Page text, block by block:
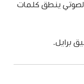
ينطق كلمات
برايل.